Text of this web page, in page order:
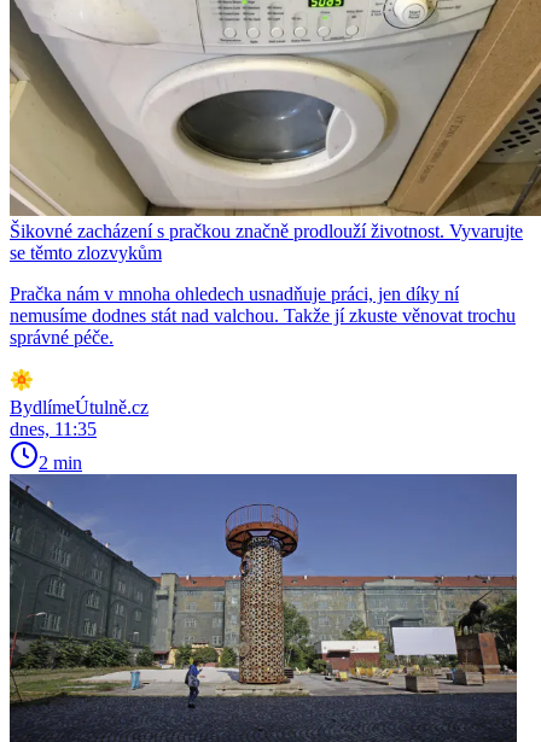
Šikovné zacházení s pračkou značně prodlouží životnost. Vyvarujte
se těmto zlozvykům
Pračka nám v mnoha ohledech usnadňuje práci, jen díky ní
nemusíme dodnes stát nad valchou. Takže jí zkuste věnovat trochu
správné péče.
BydlímeÚtulně.cz
dnes, 11:35
2 min